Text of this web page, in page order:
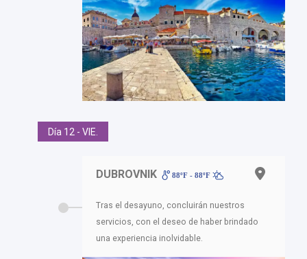
Día 12 - VIE.
DUBROVNIK 88ºF - 88ºF
Tras el desayuno, concluirán nuestros
servicios, con el deseo de haber brindado
una experiencia inolvidable.